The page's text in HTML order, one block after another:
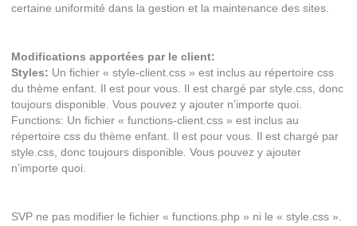
certaine uniformité dans la gestion et la maintenance des sites.
Modifications apportées par le client:
Styles: Un fichier « style-client.css » est inclus au répertoire css
du thème enfant. Il est pour vous. Il est chargé par style.css, donc
toujours disponible. Vous pouvez y ajouter n’importe quoi.
Functions: Un fichier « functions-client.css » est inclus au
répertoire css du thème enfant. Il est pour vous. Il est chargé par
style.css, donc toujours disponible. Vous pouvez y ajouter
n’importe quoi.
SVP ne pas modifier le fichier « functions.php » ni le « style.css ».